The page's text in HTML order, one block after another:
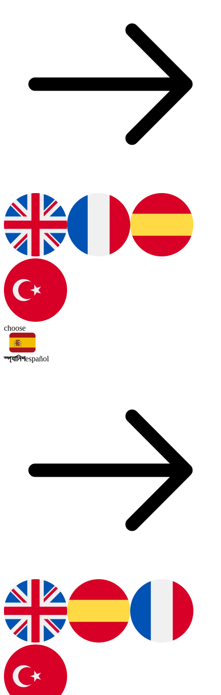
choose
স্প্যানিশespañol